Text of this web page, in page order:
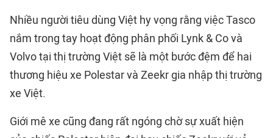
Nhiều người tiêu dùng Việt hy vọng rằng việc Tasco
nắm trong tay hoạt động phân phối Lynk & Co và
Volvo tại thị trường Việt sẽ là một bước đệm để hai
thương hiệu xe Polestar và Zeekr gia nhập thị trường
xe Việt.
Giới mê xe cũng đang rất ngóng chờ sự xuất hiện